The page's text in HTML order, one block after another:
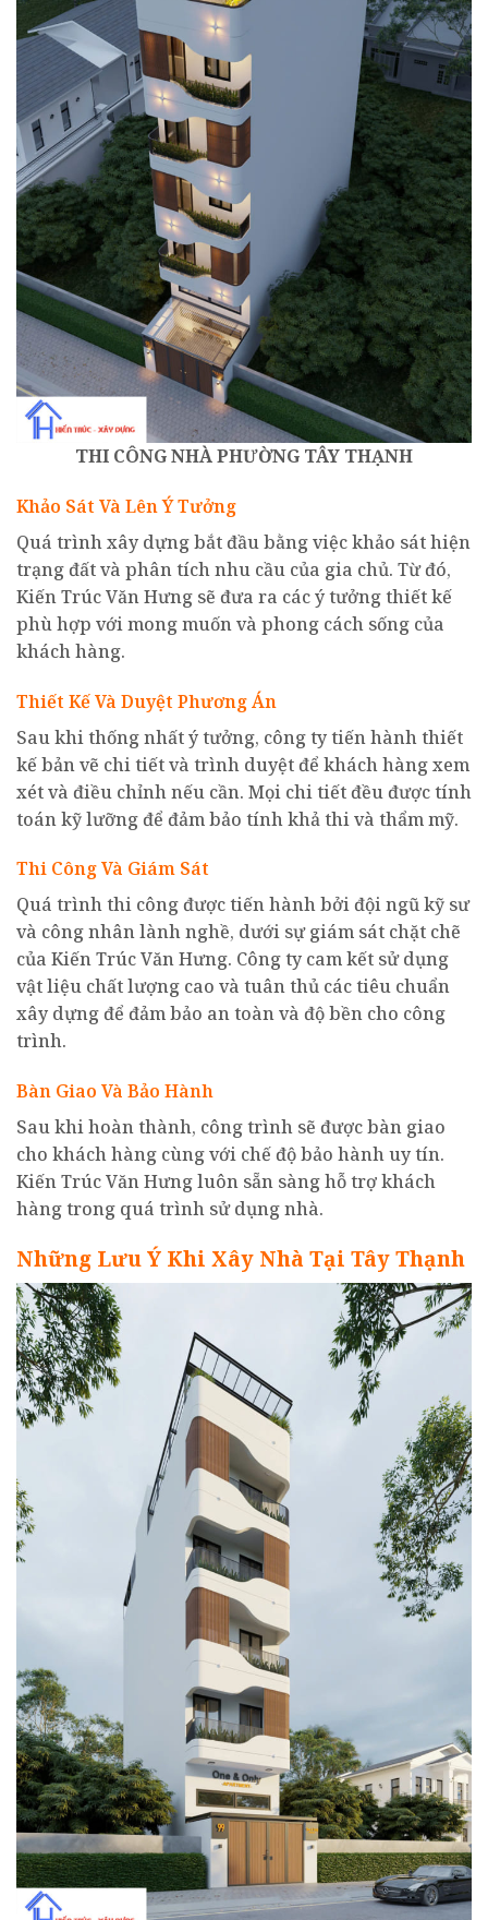
THI CÔNG NHÀPHƯỜNG TÂY THẠNH
Khảo Sát Và Lên Ý Tưởng
Quá trình xây dựng bắt đầu bằng việc khảo sát hiện
trạng đất và phân tích nhu cầu của gia chủ. Từ đó,
Kiến Trúc Văn Hưng sẽ đưa ra các ý tưởng thiết kế
phù hợp với mong muốn và phong cách sống của
khách hàng.
Thiết Kế Và Duyệt Phương Án
Sau khi thống nhất ý tưởng, công ty tiến hành thiết
kế bản vẽ chi tiết và trình duyệt để khách hàng xem
xét và điều chỉnh nếu cần. Mọi chi tiết đều được tính
toán kỹ lưỡng để đảm bảo tính khả thi và thẩm mỹ.
Thi Công Và Giám Sát
Quá trình thi công được tiến hành bởi đội ngũ kỹ sư
và công nhân lành nghề, dưới sự giám sát chặt chẽ
của Kiến Trúc Văn Hưng. Công ty cam kết sử dụng
vật liệu chất lượng cao và tuân thủ các tiêu chuẩn
xây dựng để đảm bảo an toàn và độ bền cho công
trình.
Bàn Giao Và Bảo Hành
Sau khi hoàn thành, công trình sẽ được bàn giao
cho khách hàng cùng với chế độ bảo hành uy tín.
Kiến Trúc Văn Hưng luôn sẵn sàng hỗ trợ khách
hàng trong quá trình sử dụng nhà.
Những Lưu Ý Khi Xây Nhà Tại Tây Thạnh